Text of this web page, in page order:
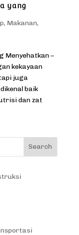
yang
, Makanan,
Menyehatkan –
kekayaan
juga
baik
dan zat